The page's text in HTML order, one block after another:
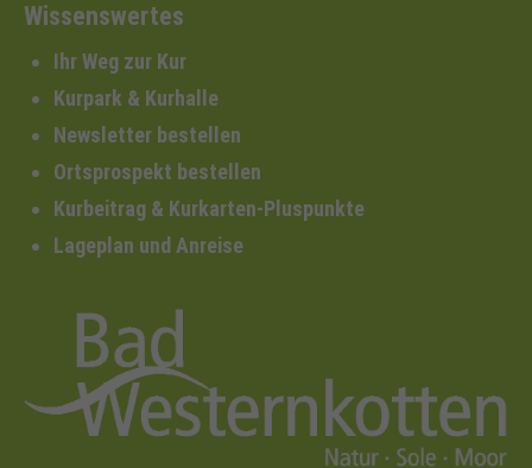
Wissenswertes
Ihr Weg zur Kur
Kurpark & Kurhalle
Newsletter bestellen
Ortsprospekt bestellen
Kurbeitrag & Kurkarten-Pluspunkte
Lageplan und Anreise